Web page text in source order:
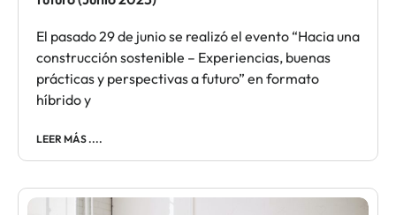
El pasado 29 de junio se realizó el evento “Hacia una
construcción sostenible – Experiencias, buenas
prácticas y perspectivas a futuro” en formato
híbrido y
LEER MÁS ....